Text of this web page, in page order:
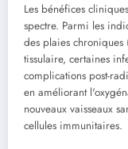
Les bénéfices
spectre. Parmi les
des plaies chroniques
tissulaire, certaines
complications post-
en améliorant
nouveaux vaisseaux
cellules immunitaires.